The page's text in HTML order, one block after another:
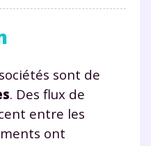
sont de
. Des flux de
entre les
ont